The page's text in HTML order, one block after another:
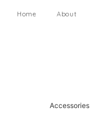
Home About
Accessories